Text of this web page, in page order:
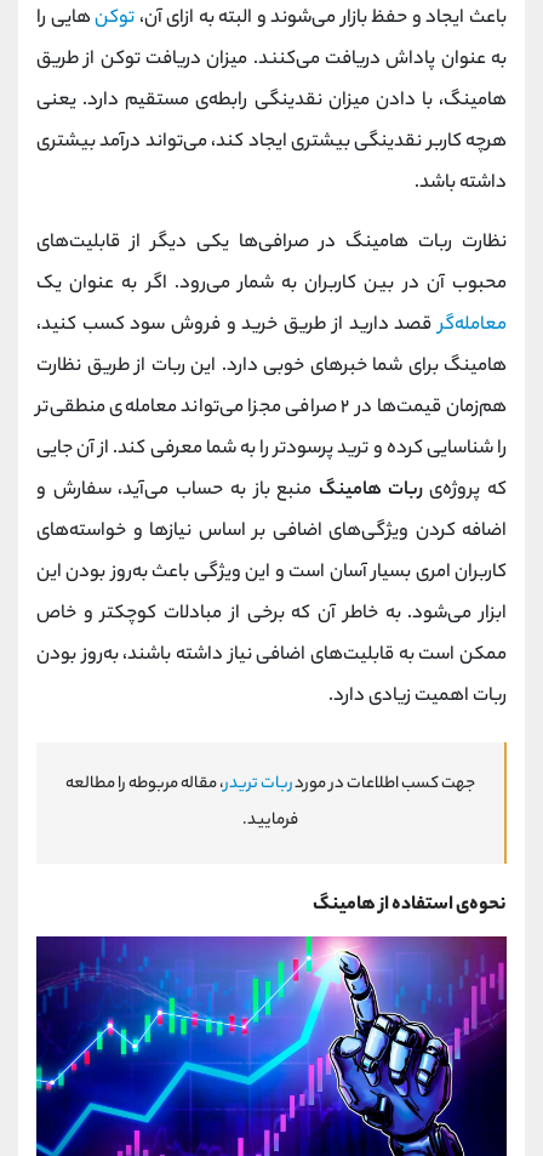
باعث ایجاد و حفظ بازار می‌شوند و البته به ازای آن، توکن‌هایی را
به عنوان پاداش دریافت می‌کنند. میزان دریافت توکن از طریق
هامینگ، با دادن میزان نقدینگی رابطه‌ی مستقیم دارد. یعنی
هرچه کاربر نقدینگی بیشتری ایجاد کند، می‌تواند درآمد بیشتری
داشته باشد.
نظارت ربات هامینگ در صرافی‌ها یکی دیگر از قابلیت‌های
محبوب آن در بین کاربران به شمار می‌رود. اگر به عنوان یک
معامله‌گرقصد دارید از طریق خرید و فروش سود کسب کنید،
هامینگ برای شما خبرهای خوبی دارد. این ربات از طریق نظارت
هم‌زمان قیمت‌ها در ۲ صرافی مجزا می‌تواند معامله‌ی منطقی‌تر
را شناسایی کرده و ترید پرسودتر را به شما معرفی کند. از آن جایی
که پروژه‌یربات هامینگ منبع باز به حساب می‌آید، سفارش و
اضافه کردن ویژگی‌های اضافی بر اساس نیازها و خواسته‌های
کاربران امری بسیار آسان است و این ویژگی باعث به‌روز بودن این
ابزار می‌شود. به خاطر آن که برخی از مبادلات کوچکتر و خاص
ممکن است به قابلیت‌های اضافی نیاز داشته باشند، به‌روز بودن
ربات اهمیت زیادی دارد.
جهت کسب اطلاعات در موردربات تریدر، مقاله مربوطه را مطالعه
فرمایید.
نحوه‌ی استفاده از هامینگ